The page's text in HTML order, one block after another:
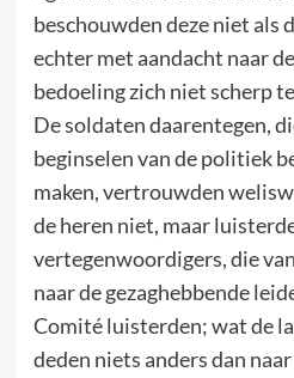
beschouwden deze niet als
echter met aandacht naar
bedoeling zich niet scherp
De soldaten daarentegen,
beginselen van de politiek
maken, vertrouwden
de heren niet, maar
vertegenwoordigers, die
naar de gezaghebbende
Comité luisterden; wat de
deden niets anders dan